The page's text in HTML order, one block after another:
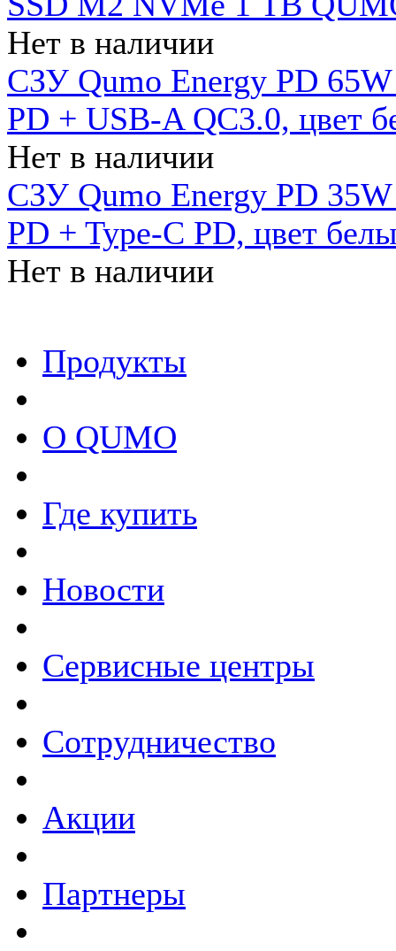
Нет в наличии
СЗУ Qumo Energy PD
PD + USB-A QC3.0, цвет
Нет в наличии
СЗУ Qumo Energy PD
PD + Type-C PD, цвет
Нет в наличии
Продукты
О QUMO
Где купить
Новости
Сервисные центры
Сотрудничество
Акции
Партнеры